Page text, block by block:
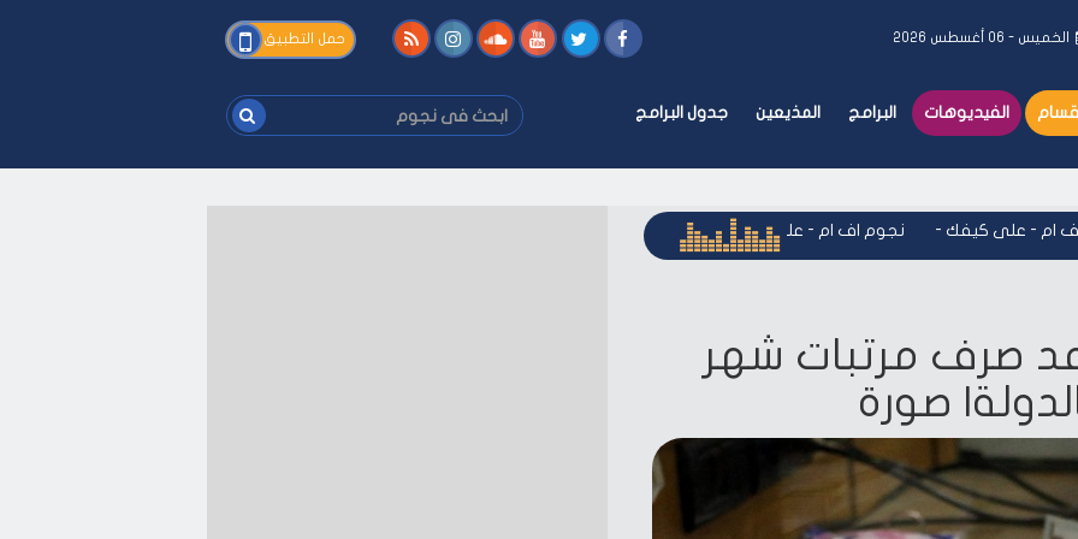
الخميس - ٠٦ أغسطس ٢٠٢٦ حمل التطبيق
الفيديوهات البرامج المذيعين جدول البرامج
ابحث
فى
فى
-- على كيفك -نجوم اف ام - على كيفك نجوم اف ام - على كيفك
صرف مرتبات شهر
صورة